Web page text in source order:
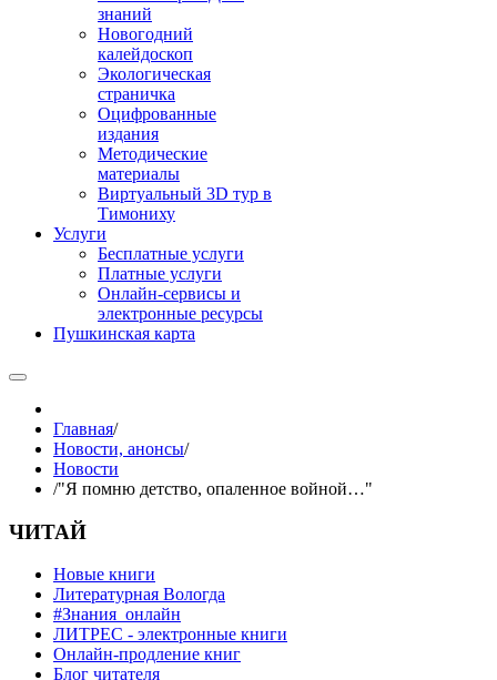
знаний
Новогодний
калейдоскоп
Экологическая
страничка
Оцифрованные
издания
Методические
материалы
Виртуальный 3D тур в
Тимониху
Услуги
Бесплатные услуги
Платные услуги
Онлайн-сервисы и
электронные ресурсы
Пушкинская карта
Главная/
Новости, анонсы/
Новости
/"Я помню детство, опаленное войной…"
ЧИТАЙ
Новые книги
Литературная Вологда
#Знания_онлайн
ЛИТРЕС - электронные книги
Онлайн-продление книг
Блог читателя